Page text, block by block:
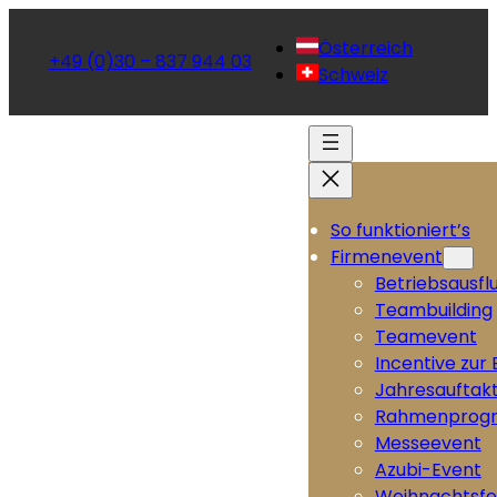
+49 (0)30 – 837 944 03
Österreich
Schweiz
So funktioniert’s
Firmenevent
Teambuilding
Teamevent
Incentive zur
Messeevent
Azubi-Event